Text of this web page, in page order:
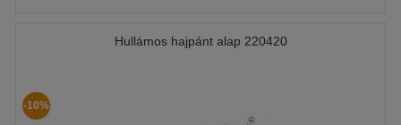
Hullámos hajpánt alap 220420
-10%